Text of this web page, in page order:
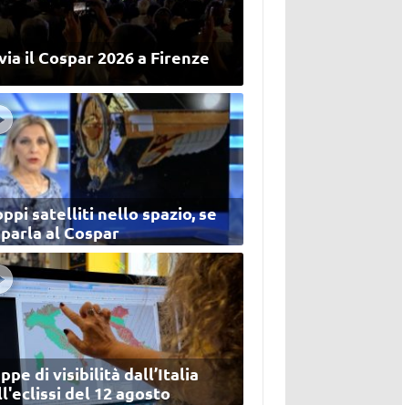
il Cospar 2026 a Firenze
satelliti nello spazio, se
al Cospar
di visibilità dall’Italia
del 12 agosto